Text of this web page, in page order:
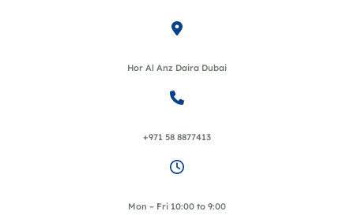
Hor Al Anz Daira Dubai
+971 58 8877413
Mon – Fri 10:00 to 9:00